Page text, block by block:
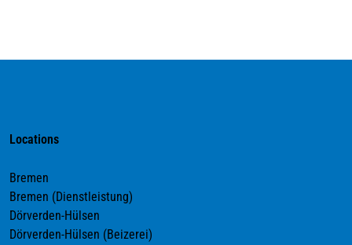
Locations
Bremen
Bremen (Dienstleistung)
Dörverden-Hülsen
Dörverden-Hülsen (Beizerei)